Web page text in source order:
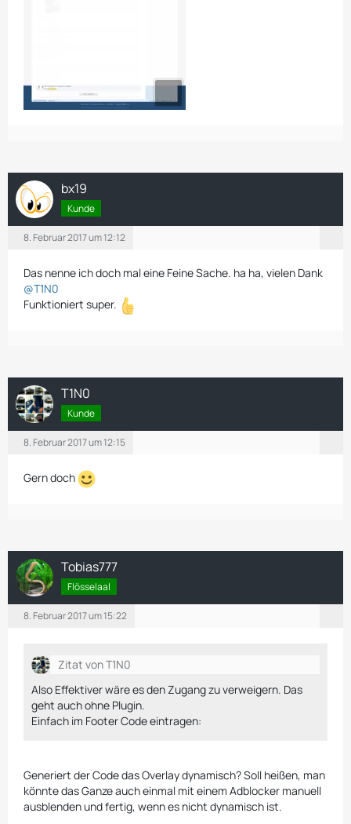
bx19
Kunde
8. Februar 2017 um 12:12
Das nenne ich doch mal eine Feine Sache. ha ha, vielen Dank
@T1N0
Funktioniert super.
T1N0
Kunde
8. Februar 2017 um 12:15
Gern doch
Tobias777
Flösselaal
8. Februar 2017 um 15:22
Zitat von T1N0
Also Effektiver wäre es den Zugang zu verweigern. Das
geht auch ohne Plugin.
Einfach im Footer Code eintragen:
Generiert der Code das Overlay dynamisch? Soll heißen, man
könnte das Ganze auch einmal mit einem Adblocker manuell
ausblenden und fertig, wenn es nicht dynamisch ist.